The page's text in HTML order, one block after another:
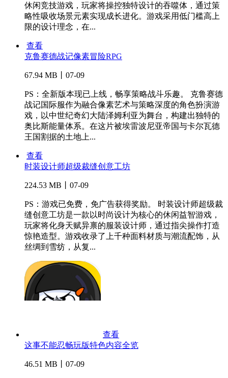
休闲竞技游戏，玩家将操控独特设计的吞噬体，通过策
略性吸收场景元素实现成长进化。游戏采用低门槛高上
限的设计理念，在...
查看
克鲁赛德战记像素冒险RPG
67.94 MB丨07-09
PS：全新版本现已上线，畅享策略战斗乐趣。 克鲁赛德
战记国际服作为融合像素艺术与策略深度的角色扮演游
戏，以中世纪奇幻大陆泽姆利亚为舞台，构建出独特的
奥比斯能量体系。在这片被埃雷波尼亚帝国与卡尔瓦德
王国割据的土地上...
查看
时装设计师超级裁缝创意工坊
224.53 MB丨07-09
PS：游戏已免费，免广告获得奖励。 时装设计师超级裁
缝创意工坊是一款以时尚设计为核心的休闲益智游戏，
玩家将化身天赋异禀的服装设计师，通过指尖操作打造
惊艳造型。游戏收录了上千种面料材质与潮流配饰，从
丝绸到雪纺，从复...
查看
这事不能忍畅玩版特色内容全览
46.51 MB丨07-09